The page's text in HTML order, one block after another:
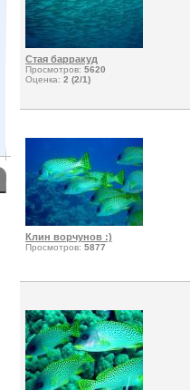
Стая барракуд
Просмотров: 5620
Оценка: 2 (2/1)
Клин ворчунов :)
Просмотров: 5877